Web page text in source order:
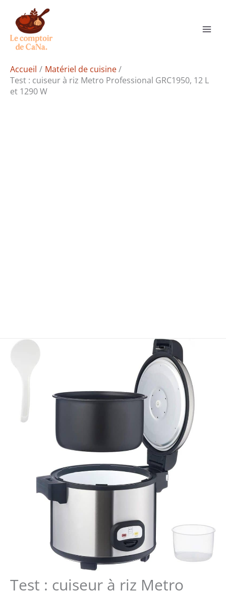
contenu
Accueil
Matériel de cuisine
Test : cuiseur à riz Metro Professional GRC1950, 12 L
et 1290 W
Test : cuiseur à riz Metro
Rechercher